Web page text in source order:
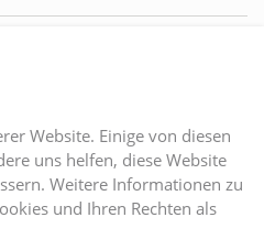
Website. Einige von diesen
uns helfen, diese Website
Weitere Informationen zu
und Ihren Rechten als